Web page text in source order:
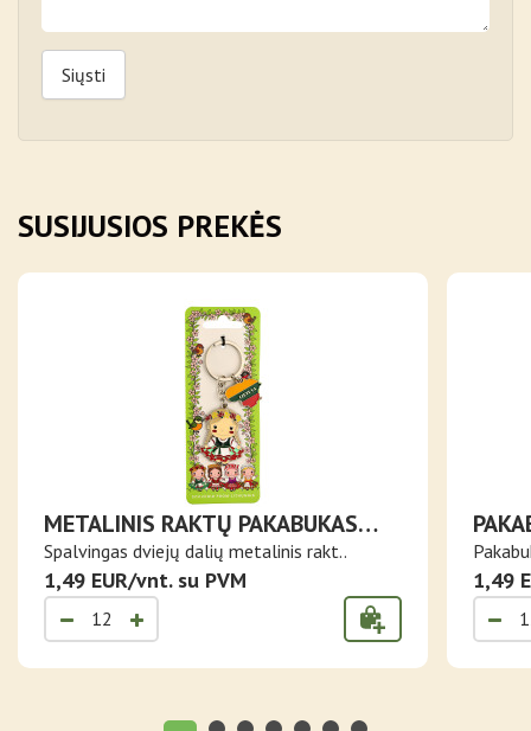
Siųsti
SUSIJUSIOS PREKĖS
METALINIS RAKTŲ PAKABUKAS
LIETUVAITĖ
Spalvingas dviejų dalių metalinis rakt..
1,49 EUR/vnt. su PVM 1,49